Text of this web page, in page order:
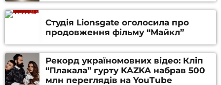
Студія Lionsgate оголосила про
продовження фільму “Майкл”
Рекорд україномовних відео: Кліп
“Плакала” гурту KAZKA набрав 500
млн переглядів на YouTube